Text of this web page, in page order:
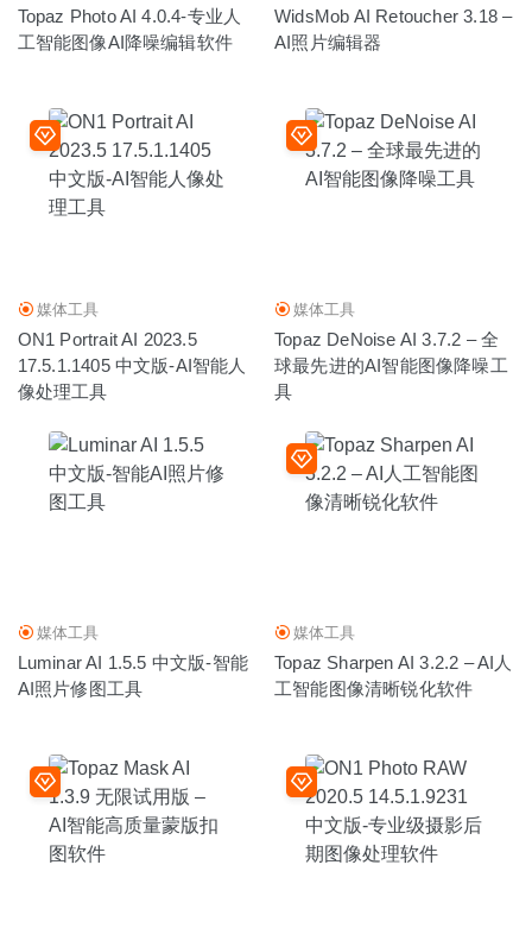
Topaz Photo AI 4.0.4-专业人
工智能图像AI降噪编辑软件
WidsMob AI Retoucher 3.18 –
AI照片编辑器
媒体工具
ON1 Portrait AI 2023.5
17.5.1.1405 中文版-AI智能人
像处理工具
媒体工具
Topaz DeNoise AI 3.7.2 – 全
球最先进的AI智能图像降噪工
具
媒体工具
Luminar AI 1.5.5 中文版-智能
AI照片修图工具
媒体工具
Topaz Sharpen AI 3.2.2 – AI人
工智能图像清晰锐化软件